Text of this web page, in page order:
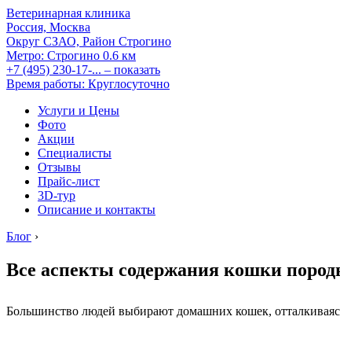
Ветеринарная клиника
Россия, Москва
Округ СЗАО, Район Строгино
Метро: Строгино 0.6 км
+7 (495) 230-17-... – показать
Время работы: Круглосуточно
Услуги и Цены
Фото
Акции
Специалисты
Отзывы
Прайс-лист
3D-тур
Описание и контакты
Блог ›
Все аспекты содержания кошки
Большинство людей выбирают домашних кошек,